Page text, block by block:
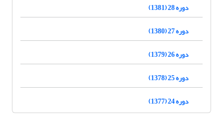
دوره 28 (1381)
دوره 27 (1380)
دوره 26 (1379)
دوره 25 (1378)
دوره 24 (1377)